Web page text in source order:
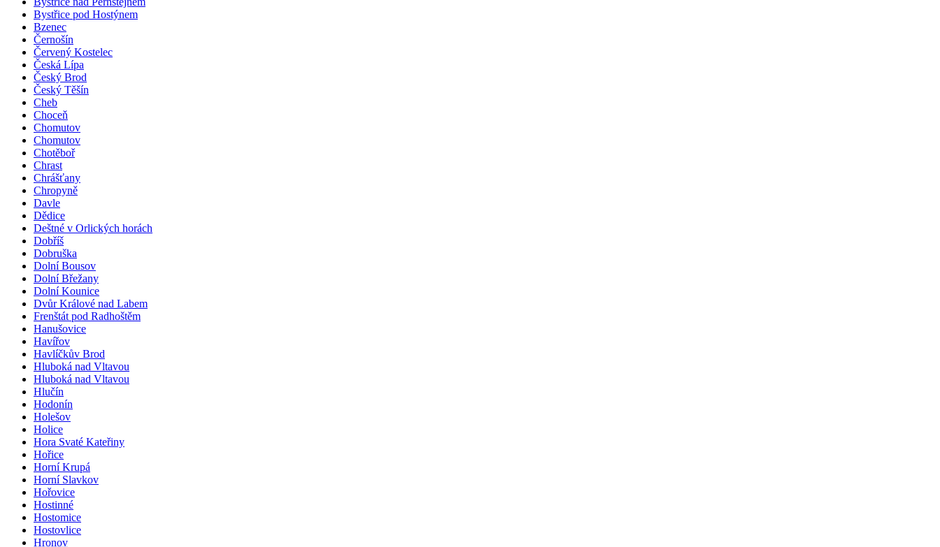
Bystřice pod Hostýnem
Bzenec
Černošín
Červený Kostelec
Česká Lípa
Český Brod
Český Těšín
Cheb
Choceň
Chomutov
Chomutov
Chotěboř
Chrast
Chrášťany
Chropyně
Davle
Dědice
Deštné v Orlických horách
Dobříš
Dobruška
Dolní Bousov
Dolní Břežany
Dolní Kounice
Dvůr Králové nad Labem
Frenštát pod Radhoštěm
Hanušovice
Havířov
Havlíčkův Brod
Hluboká nad Vltavou
Hluboká nad Vltavou
Hlučín
Hodonín
Holešov
Holice
Hora Svaté Kateřiny
Hořice
Horní Krupá
Horní Slavkov
Hořovice
Hostinné
Hostomice
Hostovlice
Hronov